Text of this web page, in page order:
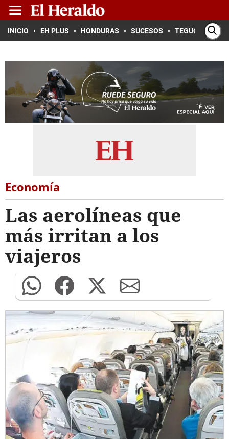
INICIO EH PLUS HONDURAS SUCESOS TEGUCIGALPA
Economía
Las aerolíneas que
más irritan a los
viajeros